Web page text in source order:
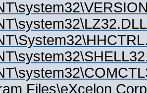
Files\eXcelon